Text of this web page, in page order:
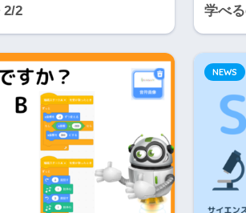
2/2
学べ
NEWS